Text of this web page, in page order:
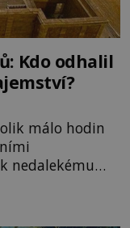
Kdo odhalil
málo hodin
nedalekému
ranec s